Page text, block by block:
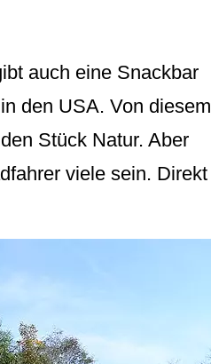
auch eine Snackbar
den USA. Von diesem
Stück Natur. Aber
viele sein. Direkt